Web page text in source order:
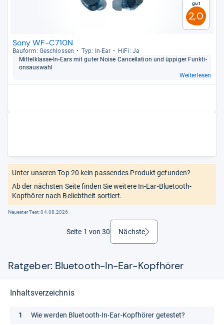
Gut
2,0
Sony WF-C710N
Bau­form: Geschlos­sen Typ: In-​Ear
HiFi: Ja
Mit­tel­klasse-​In-​Ears mit guter Noise Can­cel­la­tion und üppi­ger Funk­ti­
ons­aus­wahl
Weiterlesen
Unter unseren Top 20 kein passendes Produkt gefunden?
Ab der nächsten Seite finden Sie weitere In-Ear-Bluetooth-
Kopfhörer nach Beliebtheit sortiert.
Neuester Test:04.08.2026
Seite 1 von 30 Nächsteweiter
Ratgeber: Bluetooth-In-Ear-Kopfhörer
Inhaltsverzeichnis
Wie werden Bluetooth-In-Ear-Kopfhörer getestet?